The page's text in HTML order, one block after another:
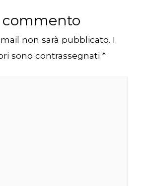
commento
non sarà pubblicato. I
sono contrassegnati *